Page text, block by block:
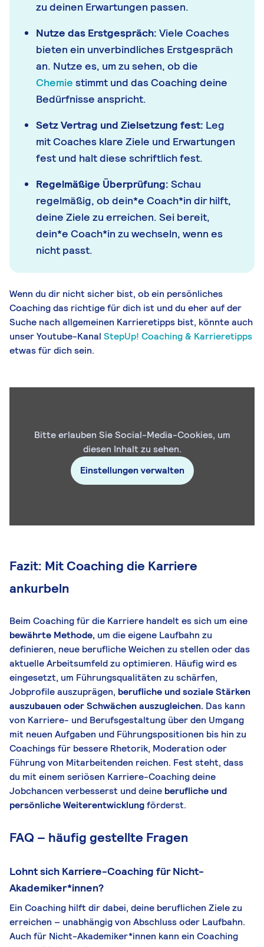
zu deinen Erwartungen passen.
Nutze das Erstgespräch: Viele Coaches
bieten ein unverbindliches Erstgespräch
an. Nutze es, um zu sehen, ob die
Chemie stimmt und das Coaching deine
Bedürfnisse anspricht.
Setz Vertrag und Zielsetzung fest: Leg
mit Coaches klare Ziele und Erwartungen
fest und halt diese schriftlich fest.
Regelmäßige Überprüfung: Schau
regelmäßig, ob dein*e Coach*in dir hilft,
deine Ziele zu erreichen. Sei bereit,
dein*e Coach*in zu wechseln, wenn es
nicht passt.
Wenn du dir nicht sicher bist, ob ein persönliches
Coaching das richtige für dich ist und du eher auf der
Suche nach allgemeinen Karrieretipps bist, könnte auch
unser Youtube-Kanal StepUp! Coaching & Karrieretipps
etwas für dich sein.
Bitte erlauben Sie Social-Media-Cookies, um
diesen Inhalt zu sehen.
Einstellungen verwalten
Fazit: Mit Coaching die Karriere
ankurbeln
Beim Coaching für die Karriere handelt es sich um eine
bewährte Methode, um die eigene Laufbahn zu
definieren, neue berufliche Weichen zu stellen oder das
aktuelle Arbeitsumfeld zu optimieren. Häufig wird es
eingesetzt, um Führungsqualitäten zu schärfen,
Jobprofile auszuprägen, berufliche und soziale Stärken
auszubauen oder Schwächen auszugleichen. Das kann
von Karriere- und Berufsgestaltung über den Umgang
mit neuen Aufgaben und Führungspositionen bis hin zu
Coachings für bessere Rhetorik, Moderation oder
Führung von Mitarbeitenden reichen. Fest steht, dass
du mit einem seriösen Karriere-Coaching deine
Jobchancen verbesserst und deine berufliche und
persönliche Weiterentwicklungförderst.
FAQ – häufig gestellte Fragen
Lohnt sich Karriere-Coaching für Nicht-
Akademiker*innen?
Ein Coaching hilft dir dabei, deine beruflichen Ziele zu
erreichen – unabhängig von Abschluss oder Laufbahn.
Auch für Nicht-Akademiker*innen kann ein Coaching